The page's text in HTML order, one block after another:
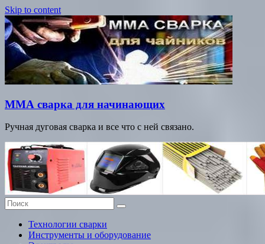
Skip to content
ММА сварка для начинающих
Ручная дуговая сварка и все что с ней связано.
Технологии сварки
Инструменты и оборудование